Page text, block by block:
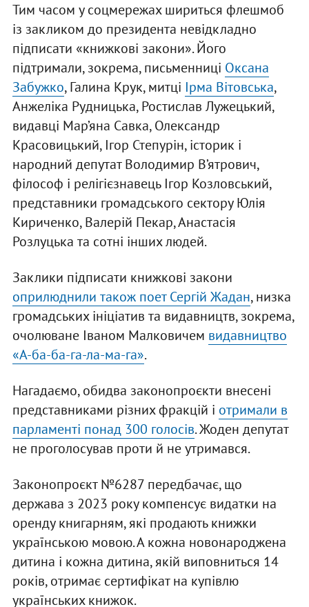
Тим часом у соцмережах шириться флешмоб
із закликом до президента невідкладно
підписати «книжкові закони». Його
підтримали, зокрема, письменниці Оксана
Забужко, Галина Крук, митці Ірма Вітовська,
Анжеліка Рудницька, Ростислав Лужецький,
видавці Мар’яна Савка, Олександр
Красовицький, Ігор Степурін, історик і
народний депутат Володимир В’ятрович,
філософ і релігієзнавець Ігор Козловський,
представники громадського сектору Юлія
Кириченко, Валерій Пекар, Анастасія
Розлуцька та сотні інших людей.
Заклики підписати книжкові закони
оприлюднили також поет Сергій Жадан, низка
громадських ініціатив та видавництв, зокрема,
очолюване Іваном Малковичем видавництво
«А-ба-ба-га-ла-ма-га».
Нагадаємо, обидва законопроєкти внесені
представниками різних фракцій і отримали в
парламенті понад 300 голосів. Жоден депутат
не проголосував проти й не утримався.
Законопроєкт №6287 передбачає, що
держава з 2023 року компенсує видатки на
оренду книгарням, які продають книжки
українською мовою. А кожна новонароджена
дитина і кожна дитина, якій виповниться 14
років, отримає сертифікат на купівлю
українських книжок.